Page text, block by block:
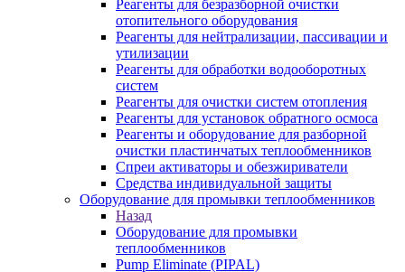
Реагенты для безразборной очистки
отопительного оборудования
Реагенты для нейтрализации, пассивации и
утилизации
Реагенты для обработки водооборотных
систем
Реагенты для очистки систем отопления
Реагенты для установок обратного осмоса
Реагенты и оборудование для разборной
очистки пластинчатых теплообменников
Спреи активаторы и обезжириватели
Средства индивидуальной защиты
Оборудование для промывки теплообменников
Назад
Оборудование для промывки
теплообменников
Pump Eliminate (PIPAL)